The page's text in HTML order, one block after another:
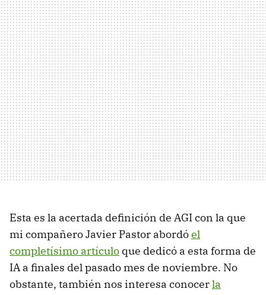
Esta es la acertada definición de AGI con la que
mi compañero Javier Pastor abordóel
completísimo artículo que dedicó a esta forma de
IA a finales del pasado mes de noviembre. No
obstante, también nos interesa conocerla